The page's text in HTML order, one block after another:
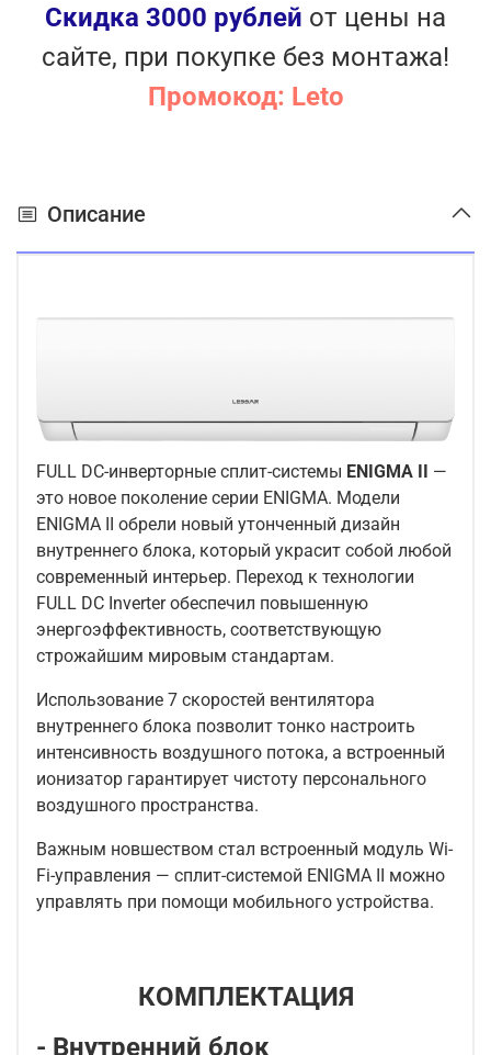
Скидка 3000 рублей от цены на
сайте, при покупке без монтажа!
Промокод: Leto
Описание
FULL DC-инверторные сплит-системы ENIGMA II
—
это новое поколение серии ENIGMA. Модели
ENIGMA II обрели новый утонченный дизайн
внутреннего блока, который украсит собой любой
современный интерьер. Переход к технологии
FULL DC Inverter обеспечил повышенную
энергоэффективность, соответствующую
строжайшим мировым стандартам.
Использование 7 скоростей вентилятора
внутреннего блока позволит тонко настроить
интенсивность воздушного потока, а встроенный
ионизатор гарантирует чистоту персонального
воздушного пространства.
Важным новшеством стал встроенный модуль Wi-
Fi-управления — сплит-системой ENIGMA II можно
управлять при помощи мобильного устройства.
КОМПЛЕКТАЦИЯ
- Внутренний блок